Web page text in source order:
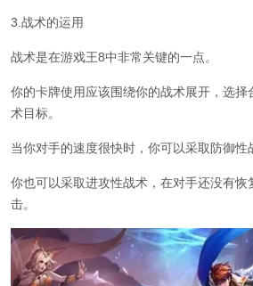
3.战术的运用
战术是在游戏王8中非常关键的一点。
你的卡牌使用应该围绕你的战术展开，选
术目标。
当你对手的速度很快时，你可以采取防御性
你也可以采取进攻性战术，在对手还没有恢
击。